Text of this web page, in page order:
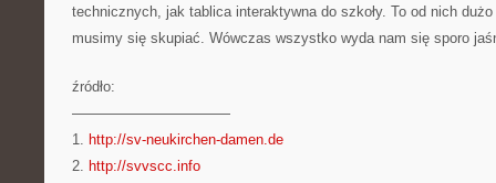
technicznych, jak tablica interaktywna do szkoły. To od nich
musimy się skupiać. Wówczas wszystko wyda nam się sporo
źródło:
———————————
1. http://sv-neukirchen-damen.de
2. http://svvscc.info